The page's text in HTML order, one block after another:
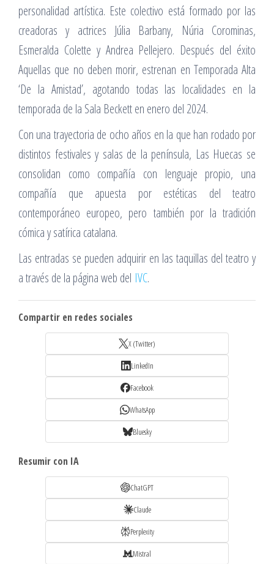
personalidad artística. Este colectivo está formado por las
creadoras y actrices Júlia Barbany, Núria Corominas,
Esmeralda Colette y Andrea Pellejero. Después del éxito
Aquellas que no deben morir, estrenan en Temporada Alta
‘De la Amistad’, agotando todas las localidades en la
temporada de la Sala Beckett en enero del 2024.
Con una trayectoria de ocho años en la que han rodado por
distintos festivales y salas de la península, Las Huecas se
consolidan como compañía con lenguaje propio, una
compañía que apuesta por estéticas del teatro
contemporáneo europeo, pero también por la tradición
cómica y satírica catalana.
Las entradas se pueden adquirir en las taquillas del teatro y
a través de la página web del IVC.
Compartir en redes sociales
X (Twitter)
LinkedIn
Facebook
WhatsApp
Bluesky
Resumir con IA
ChatGPT
Claude
Perplexity
Mistral